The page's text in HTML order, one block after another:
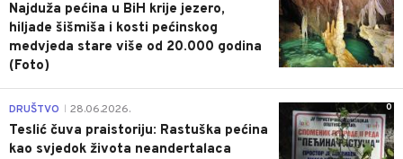
Najduža pećina u BiH krije jezero,
hiljade šišmiša i kosti pećinskog
medvjeda stare više od 20.000 godina
(Foto)
0
DRUŠTVO 28.06.2026.
Teslić čuva praistoriju: Rastuška pećina
kao svjedok života neandertalaca